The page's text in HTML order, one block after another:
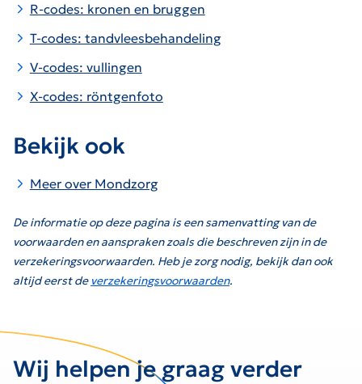
R-codes: kronen en bruggen
T-codes: tandvleesbehandeling
V-codes: vullingen
X-codes: röntgenfoto
Bekijk ook
Meer over Mondzorg
De informatie op deze pagina is een samenvatting van de
voorwaarden en aanspraken zoals die beschreven zijn in de
verzekeringsvoorwaarden. Heb je zorg nodig, bekijk dan ook
altijd eerst de verzekeringsvoorwaarden.
Wij helpen je graag verder